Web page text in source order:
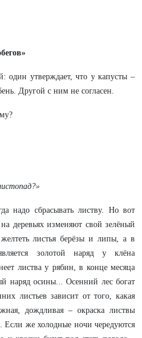
один утверждает, что у капусты –
Другой с ним не согласен.
надо сбрасывать листву. Но вот
деревьях изменяют свой зелёный
листья берёзы и липы, а в
золотой наряд у клёна
листва у рябин, в конце месяца
наряд осины... Осенний лес богат
листьев зависит от того, какая
дождливая – окраска листвы
Если же холодные ночи чередуются